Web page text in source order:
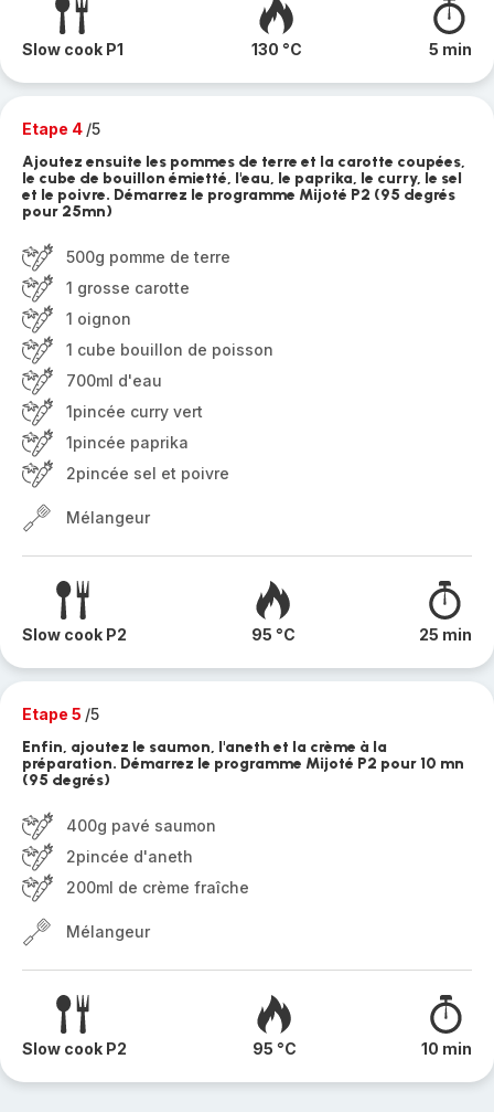
Slow cook P1 130 °C 5 min
Etape 4 /5
Ajoutez ensuite les pommes de terre et la carotte coupées,
le cube de bouillon émietté, l'eau, le paprika, le curry, le sel
et le poivre. Démarrez le programme Mijoté P2 (95 degrés
pour 25mn)
500g pomme de terre
1 grosse carotte
1 oignon
1 cube bouillon de poisson
700ml d'eau
1pincée curry vert
1pincée paprika
2pincée sel et poivre
Mélangeur
Slow cook P2 95 °C 25 min
Etape 5 /5
Enfin, ajoutez le saumon, l'aneth et la crème à la
préparation. Démarrez le programme Mijoté P2 pour 10 mn
(95 degrés)
400g pavé saumon
2pincée d'aneth
200ml de crème fraîche
Mélangeur
Slow cook P2 95 °C 10 min